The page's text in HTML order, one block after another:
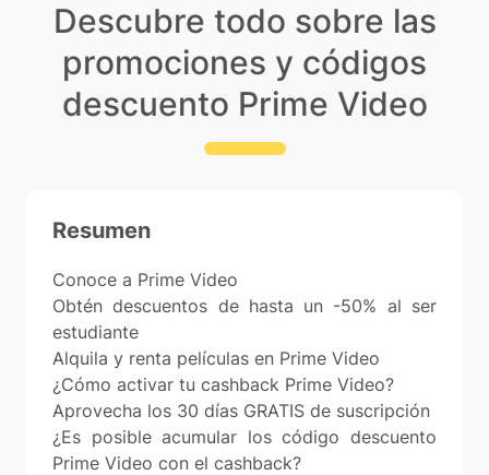
Descubre todo sobre las
promociones y códigos
descuento Prime Video
Resumen
Conoce a Prime Video
Obtén descuentos de hasta un -50% al ser
estudiante
Alquila y renta películas en Prime Video
¿Cómo activar tu cashback Prime Video?
Aprovecha los 30 días GRATIS de suscripción
¿Es posible acumular los código descuento
Prime Video con el cashback?